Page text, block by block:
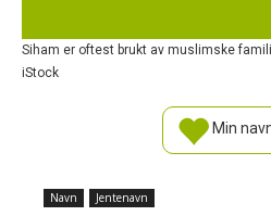
Siham er oftest brukt av muslimske
iStock
Min
Navn Jentenavn